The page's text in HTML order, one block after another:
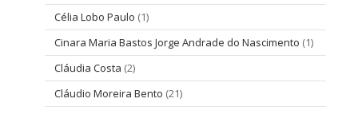
Célia Lobo Paulo (1)
Cinara Maria Bastos Jorge Andrade do Nascimento (1)
Cláudia Costa (2)
Cláudio Moreira Bento (21)